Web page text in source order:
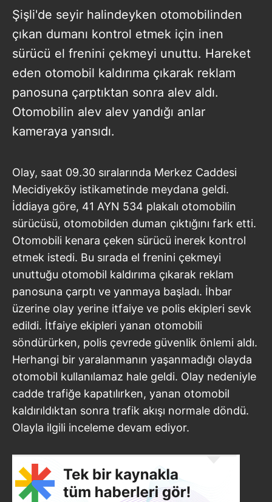
Şişli'de seyir halindeyken otomobilinden
çıkan dumanı kontrol etmek için inen
sürücü el frenini çekmeyi unuttu. Hareket
eden otomobil kaldırıma çıkarak reklam
panosuna çarptıktan sonra alev aldı.
Otomobilin alev alev yandığı anlar
kameraya yansıdı.
Olay, saat 09.30 sıralarında Merkez Caddesi
Mecidiyeköy istikametinde meydana geldi.
İddiaya göre, 41 AYN 534 plakalı otomobilin
sürücüsü, otomobilden duman çıktığını fark etti.
Otomobili kenara çeken sürücü inerek kontrol
etmek istedi. Bu sırada el frenini çekmeyi
unuttuğu otomobil kaldırıma çıkarak reklam
panosuna çarptı ve yanmaya başladı. İhbar
üzerine olay yerine itfaiye ve polis ekipleri sevk
edildi. İtfaiye ekipleri yanan otomobili
söndürürken, polis çevrede güvenlik önlemi aldı.
Herhangi bir yaralanmanın yaşanmadığı olayda
otomobil kullanılamaz hale geldi. Olay nedeniyle
cadde trafiğe kapatılırken, yanan otomobil
kaldırıldıktan sonra trafik akışı normale döndü.
Olayla ilgili inceleme devam ediyor.